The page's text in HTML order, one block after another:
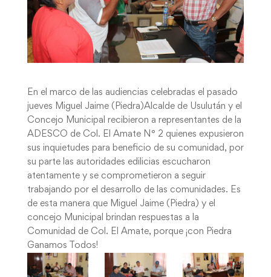
En el marco de las audiencias celebradas el pasado
jueves Miguel Jaime (Piedra)Alcalde de Usulután y el
Concejo Municipal recibieron a representantes de la
ADESCO de Col. El Amate N° 2 quienes expusieron
sus inquietudes para beneficio de su comunidad, por
su parte las autoridades edilicias escucharon
atentamente y se comprometieron a seguir
trabajando por el desarrollo de las comunidades. Es
de esta manera que Miguel Jaime (Piedra) y el
concejo Municipal brindan respuestas a la
Comunidad de Col. El Amate, porque ¡con Piedra
Ganamos Todos!